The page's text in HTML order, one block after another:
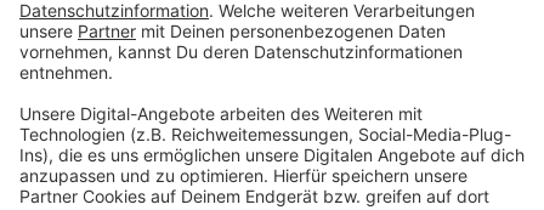
Du möchtest uns etwas sagen?
Studio Hotline